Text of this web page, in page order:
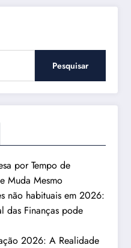
Pesquisar
por Tempo de
Muda Mesmo
não habituais em 2026:
das Finanças pode
2026: A Realidade